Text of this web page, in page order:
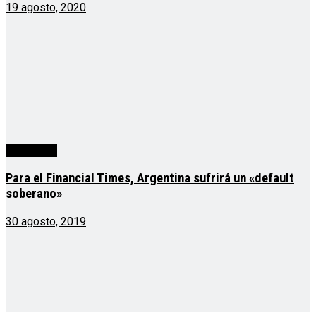
19 agosto, 2020
Para el Financial Times, Argentina sufrirá un «default
soberano»
30 agosto, 2019